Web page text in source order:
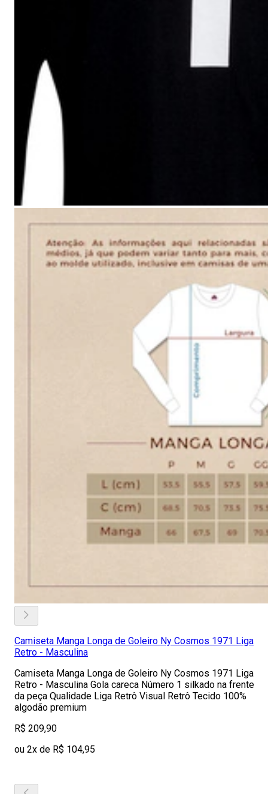
Camiseta Manga Longa de Goleiro Ny Cosmos 1971 Liga
Retro - Masculina
Camiseta Manga Longa de Goleiro Ny Cosmos 1971 Liga
Retro - Masculina Gola careca Número 1 silkado na frente
da peça Qualidade Liga Retrô Visual Retrô Tecido 100%
algodão premium
R$ 209,90
ou 2x de R$ 104,95